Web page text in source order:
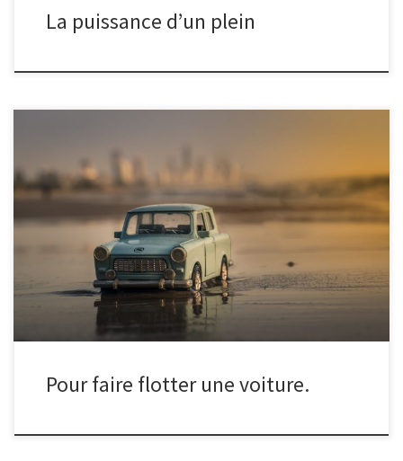
La puissance d’un plein
A partir de quelle hauteur d'eau une voiture flotte-t-elle ?
Pour faire flotter une voiture.